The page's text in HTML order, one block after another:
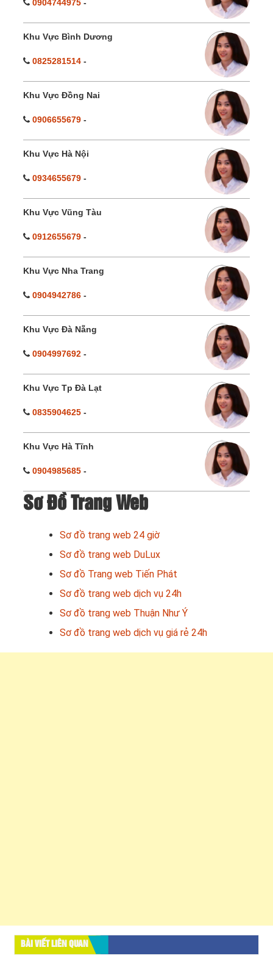
0904744975 -
Khu Vực Bình Dương
0825281514 -
Khu Vực Đồng Nai
0906655679 -
Khu Vực Hà Nội
0934655679 -
Khu Vực Vũng Tàu
0912655679 -
Khu Vực Nha Trang
0904942786 -
Khu Vực Đà Nẵng
0904997692 -
Khu Vực Tp Đà Lạt
0835904625 -
Khu Vực Hà Tĩnh
0904985685 -
Sơ Đồ Trang Web
Sơ đồ trang web 24 giờ
Sơ đồ trang web DuLux
Sơ đồ Trang web Tiến Phát
Sơ đồ trang web dịch vụ 24h
Sơ đồ trang web Thuận Như Ý
Sơ đồ trang web dịch vụ giá rẻ 24h
BÀI VIẾT LIÊN QUAN